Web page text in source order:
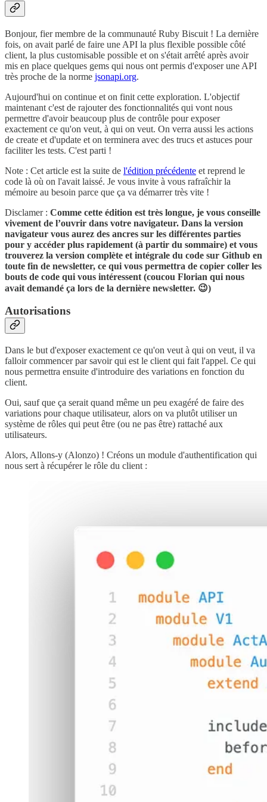
Bonjour, fier membre de la communauté Ruby Biscuit ! La dernière
fois, on avait parlé de faire une API la plus flexible possible côté
client, la plus customisable possible et on s'était arrêté après avoir
mis en place quelques gems qui nous ont permis d'exposer une API
très proche de la norme jsonapi.org.
Aujourd'hui on continue et on finit cette exploration. L'objectif
maintenant c'est de rajouter des fonctionnalités qui vont nous
permettre d'avoir beaucoup plus de contrôle pour exposer
exactement ce qu'on veut, à qui on veut. On verra aussi les actions
de create et d'update et on terminera avec des trucs et astuces pour
faciliter les tests. C'est parti !
Note : Cet article est la suite de l'édition précédente et reprend le
code là où on l'avait laissé. Je vous invite à vous rafraîchir la
mémoire au besoin parce que ça va démarrer très vite !
Disclamer : Comme cette édition est très longue, je vous conseille
vivement de l’ouvrir dans votre navigateur. Dans la version
navigateur vous aurez des ancres sur les différentes parties
pour y accéder plus rapidement (à partir du sommaire) et vous
trouverez la version complète et intégrale du code sur Github en
toute fin de newsletter, ce qui vous permettra de copier coller les
bouts de code qui vous intéressent (coucou Florian qui nous
avait demandé ça lors de la dernière newsletter. 😉)
Autorisations
Dans le but d'exposer exactement ce qu'on veut à qui on veut, il va
falloir commencer par savoir qui est le client qui fait l'appel. Ce qui
nous permettra ensuite d'introduire des variations en fonction du
client.
Oui, sauf que ça serait quand même un peu exagéré de faire des
variations pour chaque utilisateur, alors on va plutôt utiliser un
système de rôles qui peut être (ou ne pas être) rattaché aux
utilisateurs.
Alors, Allons-y (Alonzo) ! Créons un module d'authentification qui
nous sert à récupérer le rôle du client :